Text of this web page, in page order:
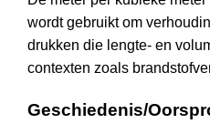
wordt gebruikt om
drukken die lengte- en
contexten zoals
Geschiedenis/